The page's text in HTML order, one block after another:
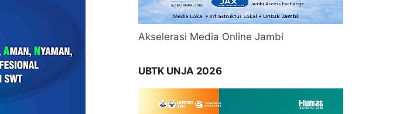
Akselerasi Media Online Jambi
UBTK UNJA 2026